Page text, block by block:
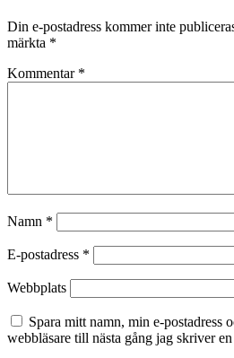
Din e-postadress kommer inte
märkta *
Kommentar *
Namn *
E-postadress *
Webbplats
Spara mitt namn, min e-postadress
webbläsare till nästa gång jag skriver